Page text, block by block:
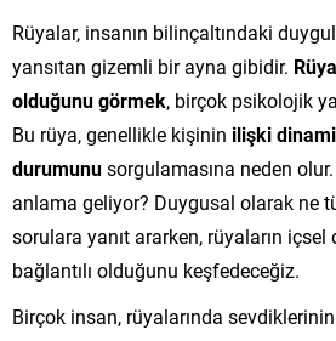
Rüyalar, insanın bilinçaltındaki
yansıtan gizemli bir ayna gibidir.
olduğunu görmek, birçok psikolojik
Bu rüya, genellikle kişinin ilişki
durumunusorgulamasına neden
anlama geliyor? Duygusal olarak ne
sorulara yanıt ararken, rüyaların içsel
bağlantılı olduğunu keşfedeceğiz.
Birçok insan, rüyalarında